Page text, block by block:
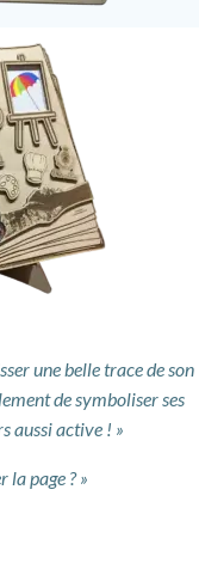
une belle trace de son
de symboliser ses
aussi active ! »
la page ? »